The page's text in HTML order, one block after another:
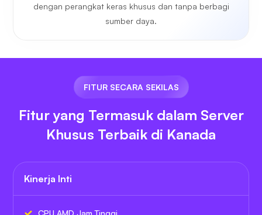
dengan perangkat keras khusus dan tanpa berbagi
sumber daya.
FITUR SECARA SEKILAS
Fitur yang Termasuk dalam Server
Khusus Terbaik di Kanada
Kinerja Inti
CPU AMD Jam Tinggi